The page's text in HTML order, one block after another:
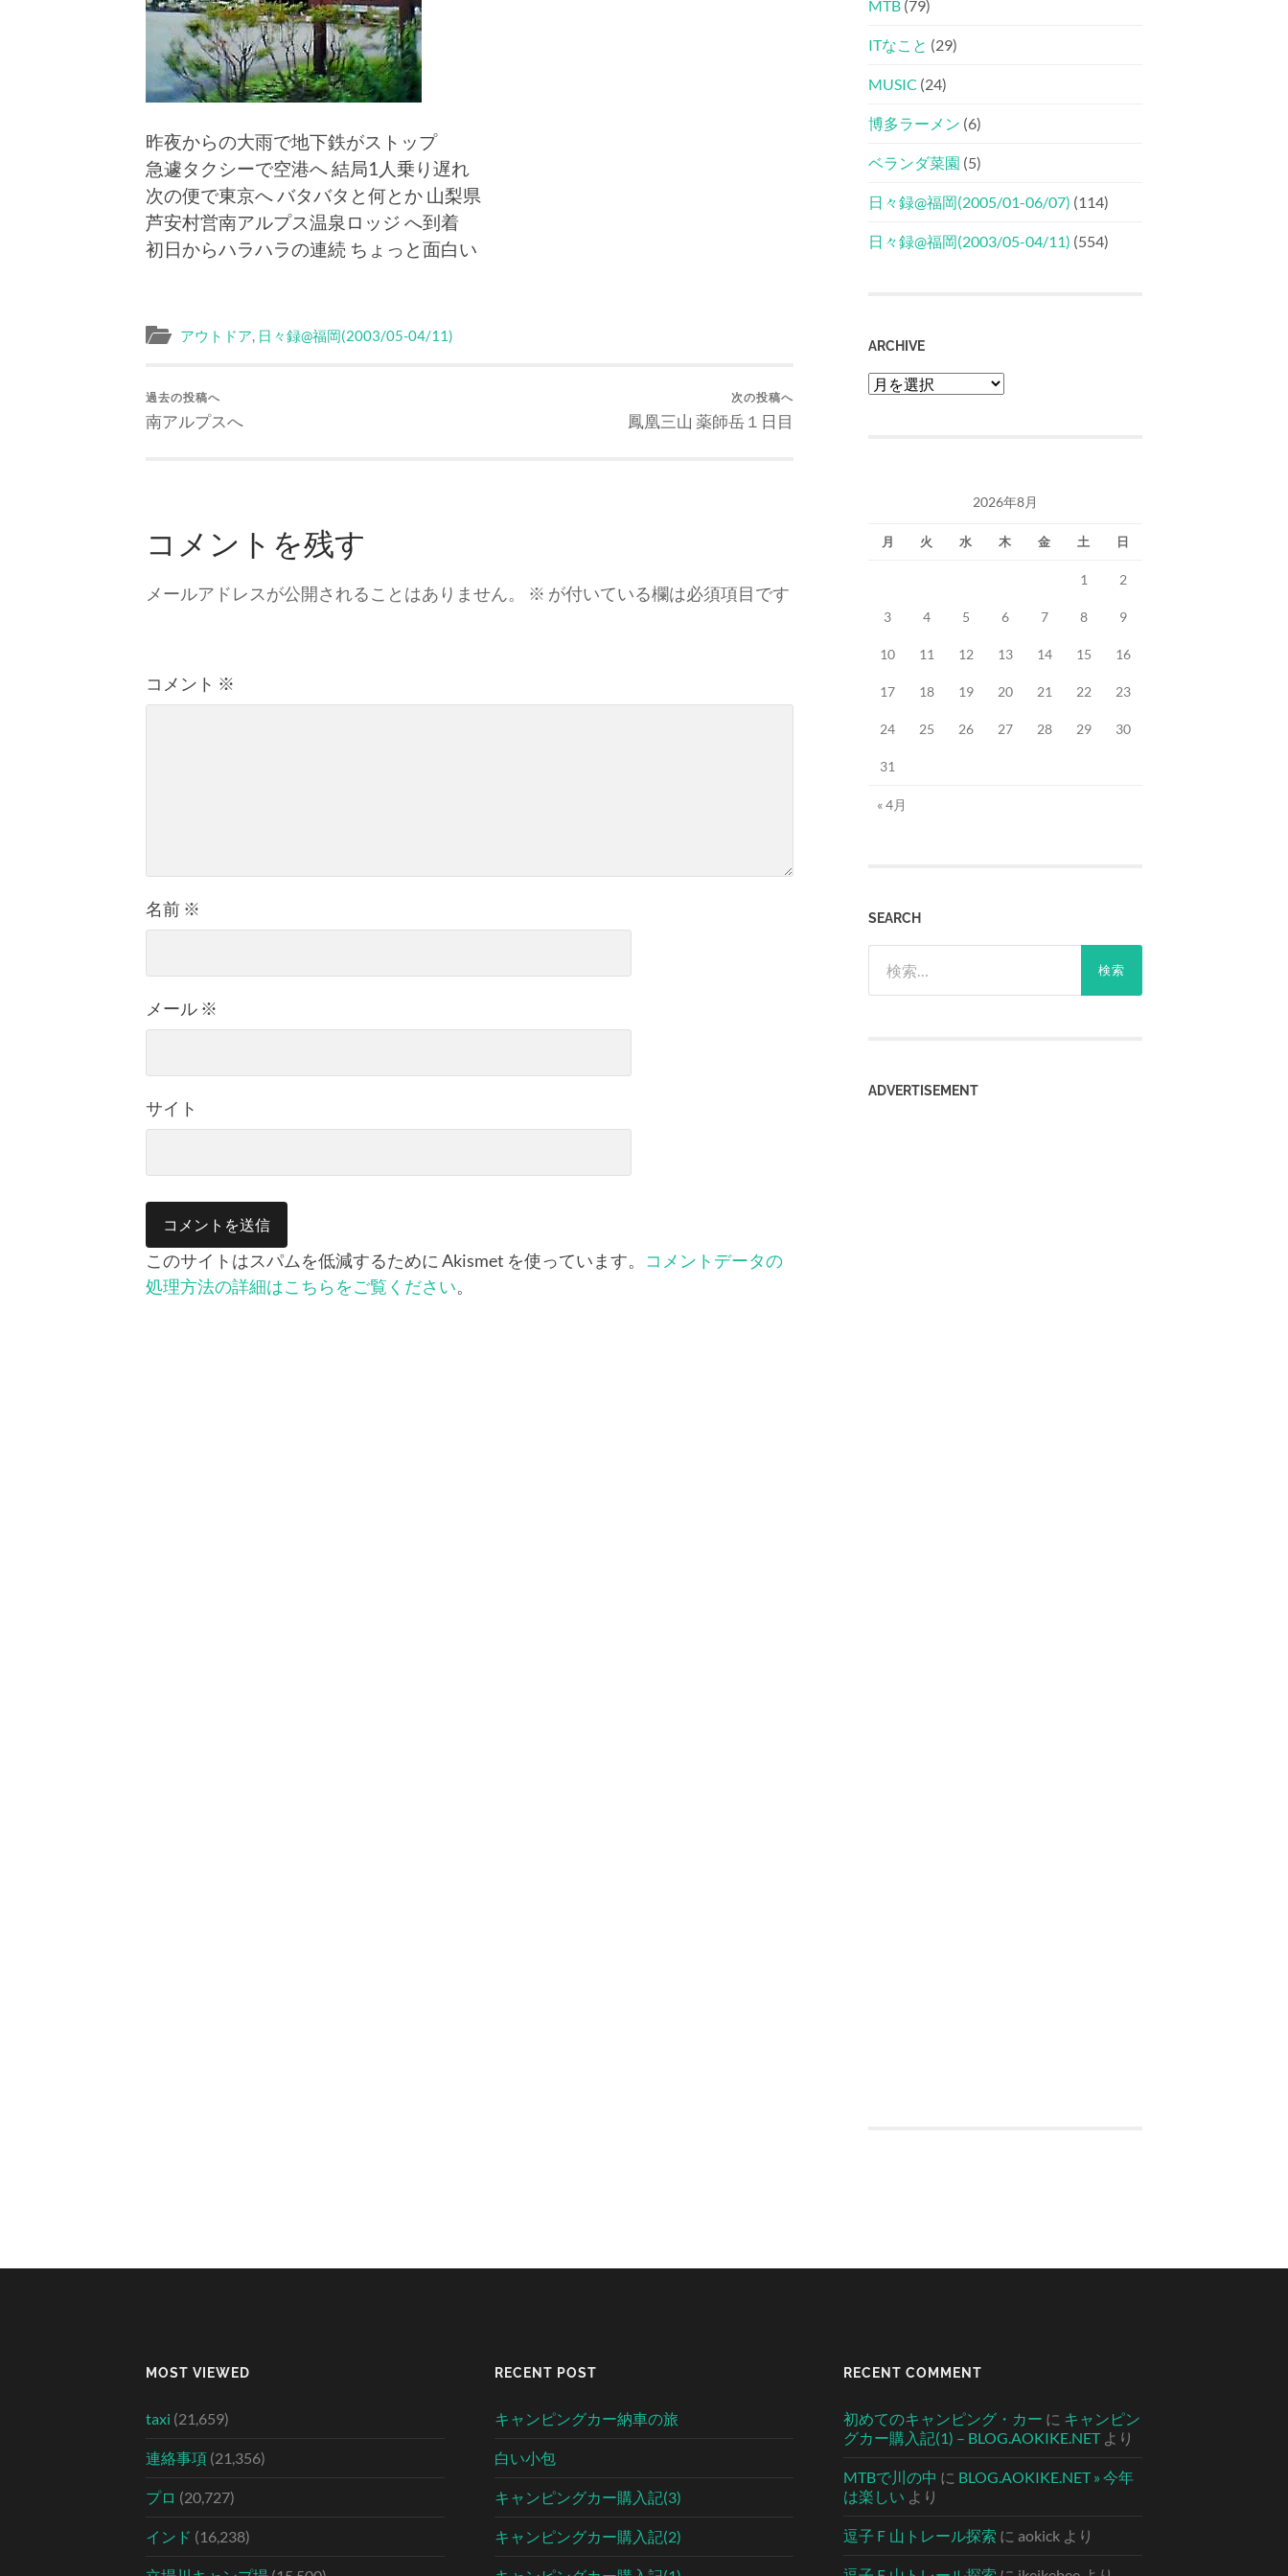
昨夜からの大雨で地下鉄がストップ
急遽タクシーで空港へ 結局1人乗り遅れ
次の便で東京へ バタバタと何とか 山梨県
芦安村営南アルプス温泉ロッジ へ到着
初日からハラハラの連続 ちょっと面白い
アウトドア, 日々録@福岡(2003/05-04/11)
過去の投稿へ
南アルプスへ
次の投稿へ
鳳凰三山 薬師岳１日目
コメントを残す
メールアドレスが公開されることはありません。 ※ が付いている欄は必須項目です
コメント ※
名前 ※
メール ※
サイト
このサイトはスパムを低減するために Akismet を使っています。 コメントデータの
処理方法の詳細はこちらをご覧ください。
MTB (79)
ITなこと (29)
MUSIC (24)
博多ラーメン (6)
ベランダ菜園 (5)
日々録@福岡(2005/01-06/07) (114)
日々録@福岡(2003/05-04/11) (554)
ARCHIVE
Archive
2026年8月
月 火 水 木 金 土 日
1 2
3 4 5 6 7 8 9
10 11 12 13 14 15 16
17 18 19 20 21 22 23
24 25 26 27 28 29 30
31
« 4月
SEARCH
‎ADVERTISEMENT
MOST VIEWED
taxi (21,659)
連絡事項 (21,356)
プロ (20,727)
インド (16,238)
RECENT POST
キャンピングカー納車の旅
白い小包
キャンピングカー購入記(3)
キャンピングカー購入記(2)
RECENT COMMENT
初めてのキャンピング・カー に キャンピン
グカー購入記(1) – BLOG.AOKIKE.NETより
MTBで川の中 に BLOG.AOKIKE.NET » 今年
は楽しい より
逗子Ｆ山トレール探索 に aokick より